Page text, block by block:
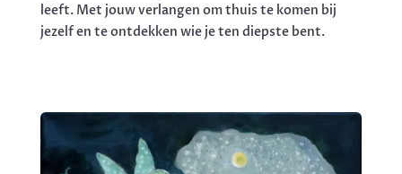
leeft. Met jouw verlangen om thuis te komen bij
jezelf en te ontdekken wie je ten diepste bent.